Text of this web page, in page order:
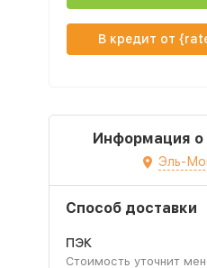
В кредит от
Информация о
Эль-
Способ доставки
ПЭК
Стоимость уточнит